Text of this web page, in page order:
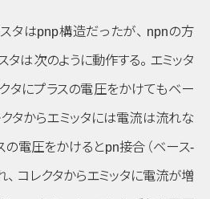
タはpnp構造だったが、 npnの方
タは次のように動作する。 エミッタ
タにプラスの電圧をかけてもベー
タからエミッタには電流は流れな
の電圧をかけるとpn接合 （ベース-
、 コレクタからエミッタに電流が増